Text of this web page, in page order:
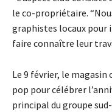
le co-propriétaire.
graphistes locaux
faire connaître leur
Le 9 février, le
pop pour célébrer
principal du groupe